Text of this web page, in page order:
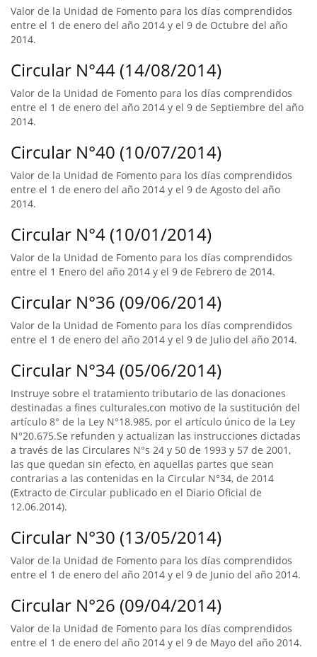
Valor de la Unidad de Fomento para los días comprendidos
entre el 1 de enero del año 2014 y el 9 de Octubre del año
2014.
Circular N°44 (14/08/2014)
Valor de la Unidad de Fomento para los días comprendidos
entre el 1 de enero del año 2014 y el 9 de Septiembre del año
2014.
Circular N°40 (10/07/2014)
Valor de la Unidad de Fomento para los días comprendidos
entre el 1 de enero del año 2014 y el 9 de Agosto del año
2014.
Circular N°4 (10/01/2014)
Valor de la Unidad de Fomento para los días comprendidos
entre el 1 Enero del año 2014 y el 9 de Febrero de 2014.
Circular N°36 (09/06/2014)
Valor de la Unidad de Fomento para los días comprendidos
entre el 1 de enero del año 2014 y el 9 de Julio del año 2014.
Circular N°34 (05/06/2014)
Instruye sobre el tratamiento tributario de las donaciones
destinadas a fines culturales,con motivo de la sustitución del
artículo 8° de la Ley N°18.985, por el artículo único de la Ley
N°20.675.Se refunden y actualizan las instrucciones dictadas
a través de las Circulares N°s 24 y 50 de 1993 y 57 de 2001,
las que quedan sin efecto, en aquellas partes que sean
contrarias a las contenidas en la Circular N°34, de 2014
(Extracto de Circular publicado en el Diario Oficial de
12.06.2014).
Circular N°30 (13/05/2014)
Valor de la Unidad de Fomento para los días comprendidos
entre el 1 de enero del año 2014 y el 9 de Junio del año 2014.
Circular N°26 (09/04/2014)
Valor de la Unidad de Fomento para los días comprendidos
entre el 1 de enero del año 2014 y el 9 de Mayo del año 2014.